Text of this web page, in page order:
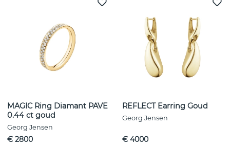
MAGIC Ring Diamant PAVE
0.44 ct goud
Georg Jensen
€ 2800
REFLECT Earring Goud
Georg Jensen
€ 4000